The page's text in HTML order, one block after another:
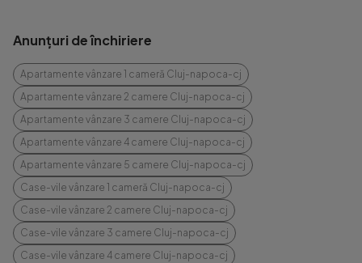
Anunțuri de închiriere
Apartamente vânzare 1 cameră Cluj-napoca-cj
Apartamente vânzare 2 camere Cluj-napoca-cj
Apartamente vânzare 3 camere Cluj-napoca-cj
Apartamente vânzare 4 camere Cluj-napoca-cj
Apartamente vânzare 5 camere Cluj-napoca-cj
Case-vile vânzare 1 cameră Cluj-napoca-cj
Case-vile vânzare 2 camere Cluj-napoca-cj
Case-vile vânzare 3 camere Cluj-napoca-cj
Case-vile vânzare 4 camere Cluj-napoca-cj